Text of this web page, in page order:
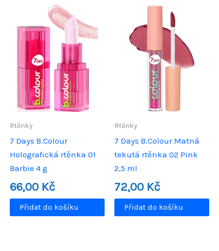
Rtěnky
7 Days B.Colour
Holografická rtěnka 01
Barbie 4 g
66,00 Kč
Přidat do košíku
Rtěnky
7 Days B.Colour Matná
tekutá rtěnka 02 Pink
2,5 ml
72,00 Kč
Přidat do košíku